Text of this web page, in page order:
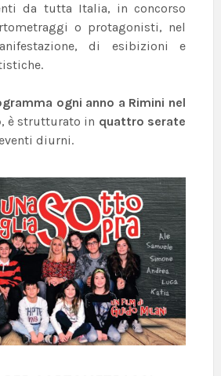
da tutta Italia, in concorso
o protagonisti, nel
di esibizioni e
ogni anno a Rimini nel
, è strutturato in quattro serate
diurni.